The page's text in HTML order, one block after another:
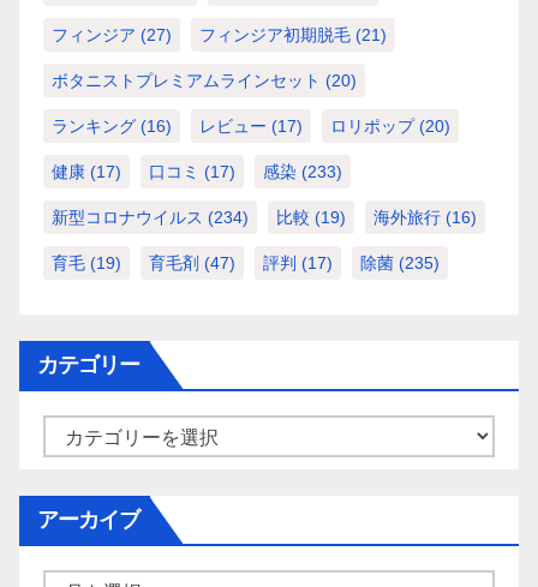
フィンジア (27) フィンジア初期脱毛 (21)
ボタニストプレミアムラインセット (20)
ランキング (16) レビュー (17) ロリポップ(20)
健康 (17) 口コミ (17) 感染 (233)
新型コロナウイルス (234) 比較 (19) 海外旅行 (16)
育毛 (19) 育毛剤 (47) 評判 (17) 除菌 (235)
カテゴリー
ー
アーカイブ